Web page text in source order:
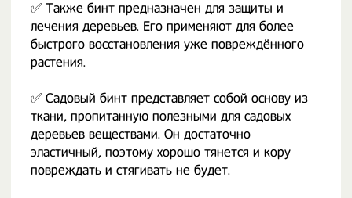
✅ Также бинт предназначен для защиты и
лечения деревьев. Его применяют для более
быстрого восстановления уже повреждённого
растения.
✅ Садовый бинт представляет собой основу из
ткани, пропитанную полезными для садовых
деревьев веществами. Он достаточно
эластичный, поэтому хорошо тянется и кору
повреждать и стягивать не будет.